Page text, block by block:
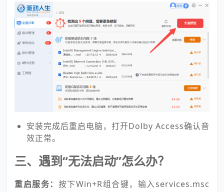
安装完成后重启电脑，打开Dolby Access确认音
效正常。
三、遇到“无法启动”怎么办？
重启服务： 按下Win+R组合键，输入services.msc